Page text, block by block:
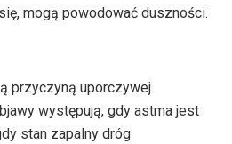
mogą powodować duszności.
przyczyną uporczywej
występują, gdy astma jest
stan zapalny dróg